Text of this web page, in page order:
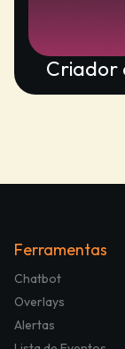
Criador
Ferramentas
Chatbot
Overlays
Alertas